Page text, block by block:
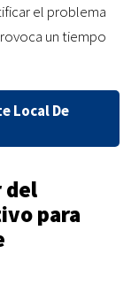
el problema
un tiempo
Local De
del
para